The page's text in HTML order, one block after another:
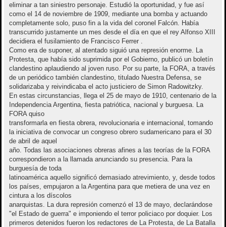
eliminar a tan siniestro personaje. Estudió la oportunidad, y fue así
como el 14 de noviembre de 1909, mediante una bomba y actuando
completamente solo, puso fin a la vida del coronel Falcón. Había
transcurrido justamente un mes desde el día en que el rey Alfonso XIII
decidiera el fusilamiento de Francisco Ferrer .
Como era de suponer, al atentado siguió una represión enorme. La
Protesta, que había sido suprimida por el Gobierno, publicó un boletín
clandestino aplaudiendo al joven ruso. Por su parte, la FORA, a través
de un periódico también clandestino, titulado Nuestra Defensa, se
solidarizaba y reivindicaba el acto justiciero de Simon Radowitzky.
En estas circunstancias, llega el 25 de mayo de 1910, centenario de la
Independencia Argentina, fiesta patriótica, nacional y burguesa. La
FORA quiso
transformarla en fiesta obrera, revolucionaria e internacional, tomando
la iniciativa de convocar un congreso obrero sudamericano para el 30
de abril de aquel
año. Todas las asociaciones obreras afines a las teorías de la FORA
correspondieron a la llamada anunciando su presencia. Para la
burguesía de toda
latinoamérica aquello significó demasiado atrevimiento, y, desde todos
los países, empujaron a la Argentina para que metiera de una vez en
cintura a los díscolos
anarquistas. La dura represión comenzó el 13 de mayo, declarándose
"el Estado de guerra" e imponiendo el terror policiaco por doquier. Los
primeros detenidos fueron los redactores de La Protesta, de La Batalla